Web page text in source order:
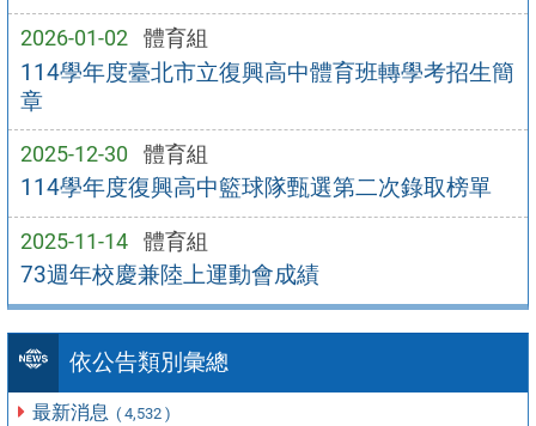
2026-01-02 體育組
114學年度臺北市立復興高中體育班轉學考招生簡
章
2025-12-30 體育組
114學年度復興高中籃球隊甄選第二次錄取榜單
2025-11-14 體育組
73週年校慶兼陸上運動會成績
依公告類別彙總
最新消息 ( 4,532 )